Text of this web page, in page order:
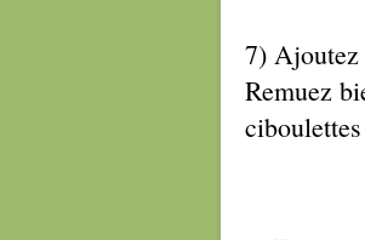
7) Ajoutez
Remuez